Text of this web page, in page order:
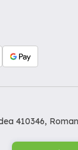
410346,